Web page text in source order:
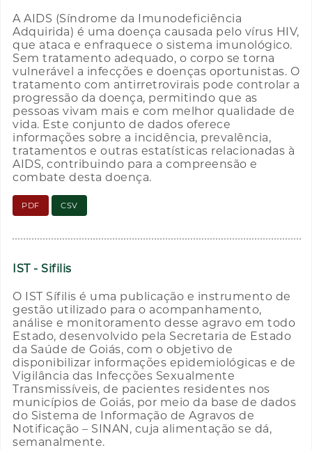
A AIDS (Síndrome da Imunodeficiência
Adquirida) é uma doença causada pelo vírus HIV,
que ataca e enfraquece o sistema imunológico.
Sem tratamento adequado, o corpo se torna
vulnerável a infecções e doenças oportunistas. O
tratamento com antirretrovirais pode controlar a
progressão da doença, permitindo que as
pessoas vivam mais e com melhor qualidade de
vida. Este conjunto de dados oferece
informações sobre a incidência, prevalência,
tratamentos e outras estatísticas relacionadas à
AIDS, contribuindo para a compreensão e
combate desta doença.
PDF CSV
IST - Sifilis
O IST Sífilis é uma publicação e instrumento de
gestão utilizado para o acompanhamento,
análise e monitoramento desse agravo em todo
Estado, desenvolvido pela Secretaria de Estado
da Saúde de Goiás, com o objetivo de
disponibilizar informações epidemiológicas e de
Vigilância das Infecções Sexualmente
Transmissíveis, de pacientes residentes nos
municípios de Goiás, por meio da base de dados
do Sistema de Informação de Agravos de
Notificação – SINAN, cuja alimentação se dá,
semanalmente.